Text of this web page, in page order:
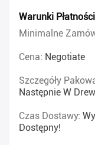
Warunki
Minimalne
Cena: Negotiate
Szczegóły
Następnie W
Czas Dostawy:
Dostępny!